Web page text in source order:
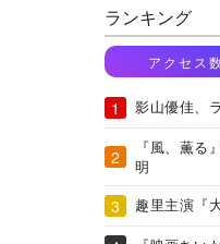
ランキング
アクセス
影山優佳、
『風、薫る
明
趣里主演『